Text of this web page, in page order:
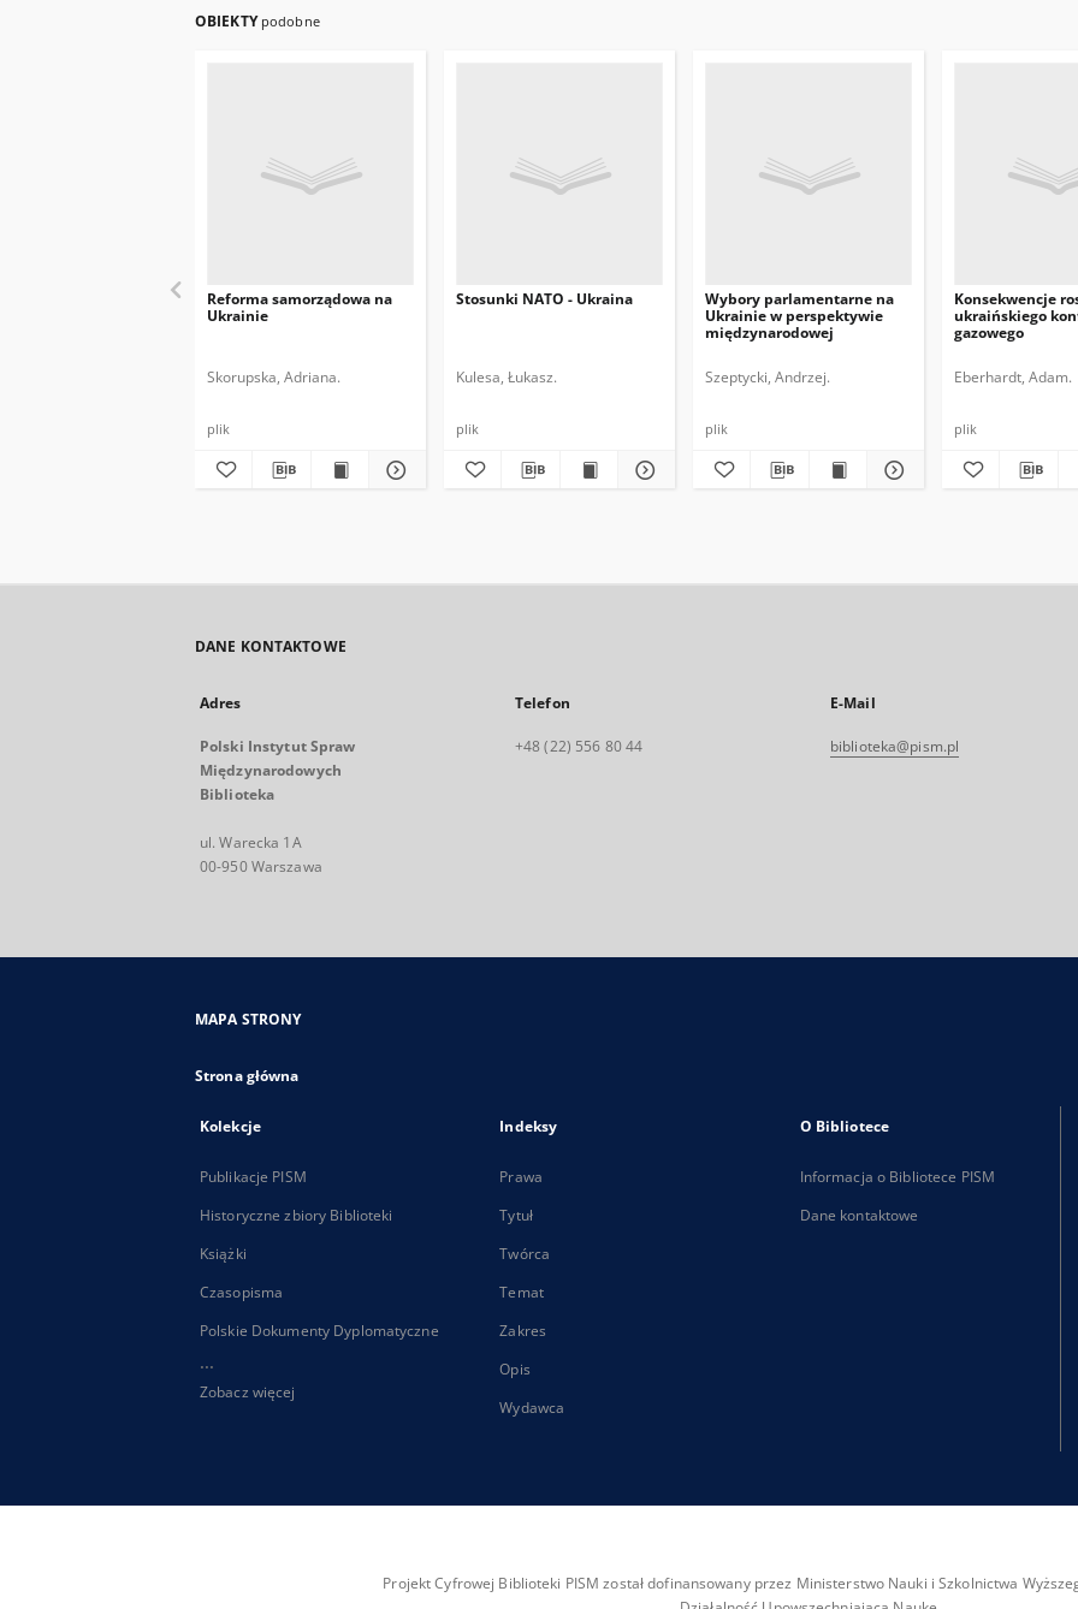
OBIEKTY podobne
Reforma samorządowa na
Ukrainie
Skorupska, Adriana.
plik
Stosunki NATO - Ukraina
Kulesa, Łukasz.
plik
Wybory parlamentarne na
Ukrainie w perspektywie
międzynarodowej
Szeptycki, Andrzej.
plik
Konsekwencje
ukraińskiego
gazowego
Eberhardt, Adam.
plik
DANE KONTAKTOWE
Adres
Polski Instytut Spraw
Międzynarodowych
Biblioteka
ul. Warecka 1A
00-950 Warszawa
Telefon
+48 (22) 556 80 44
E-Mail
biblioteka@pism.pl
MAPA STRONY
Strona główna
Kolekcje
Publikacje PISM
Historyczne zbiory Biblioteki
Książki
Czasopisma
Polskie Dokumenty Dyplomatyczne
...
Zobacz więcej
Indeksy
Prawa
Tytuł
Twórca
Temat
Zakres
Opis
Wydawca
O Bibliotece
Informacja o Bibliotece PISM
Dane kontaktowe
Projekt Cyfrowej Biblioteki PISM został dofinansowany przez Ministerstwo Nauki i Szkolnictwa